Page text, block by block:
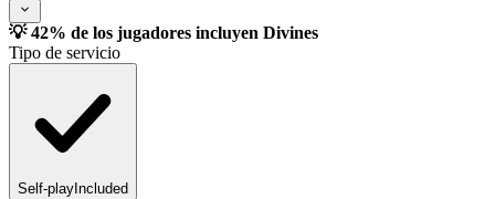
💡 42% de los jugadores incluyen Divines
Tipo de servicio
Self-play Included